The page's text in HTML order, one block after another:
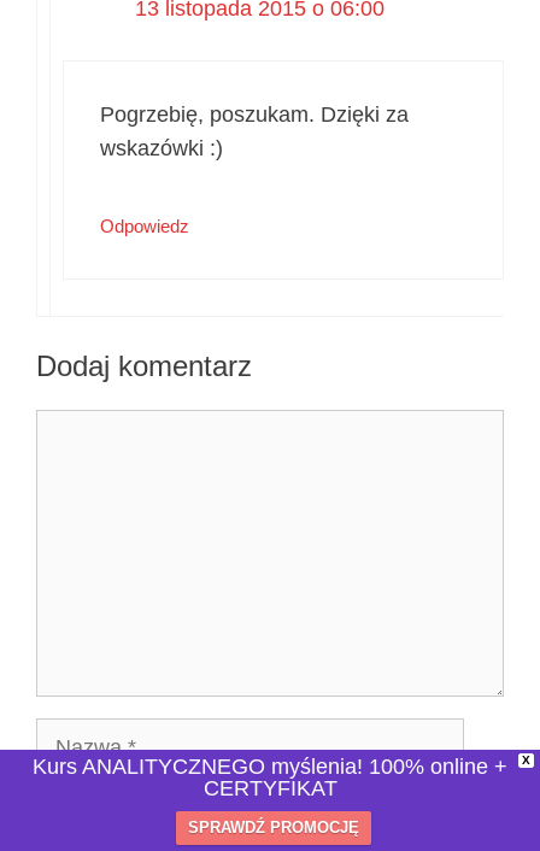
13 listopada 2015 o 06:00
Pogrzebię, poszukam. Dzięki za
wskazówki :)
Odpowiedz
Dodaj komentarz
X
Kurs ANALITYCZNEGO myślenia! 100% online +
CERTYFIKAT
SPRAWDŹ PROMOCJĘ